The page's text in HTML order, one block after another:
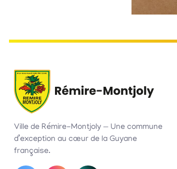
Ville de Rémire-Montjoly — Une commune
d’exception au cœur de la Guyane
française.